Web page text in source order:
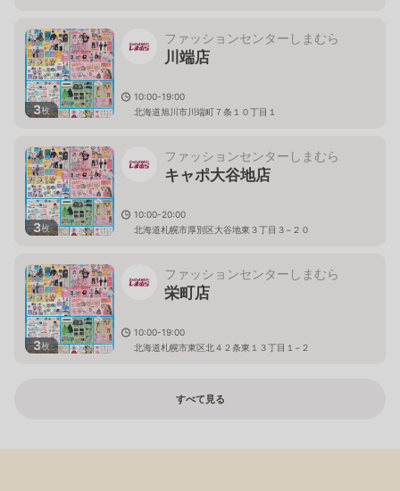
3枚
ファッションセンターしまむら
川端店
10:00-19:00
北海道旭川市川端町７条１０丁目１
3枚
ファッションセンターしまむら
キャポ大谷地店
10:00-20:00
北海道札幌市厚別区大谷地東３丁目３−２０
3枚
ファッションセンターしまむら
栄町店
10:00-19:00
北海道札幌市東区北４２条東１３丁目１−２
すべて見る